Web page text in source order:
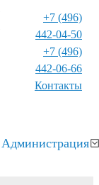
+7 (496)
442-04-50
+7 (496)
442-06-66
Контакты⁠
Администрация